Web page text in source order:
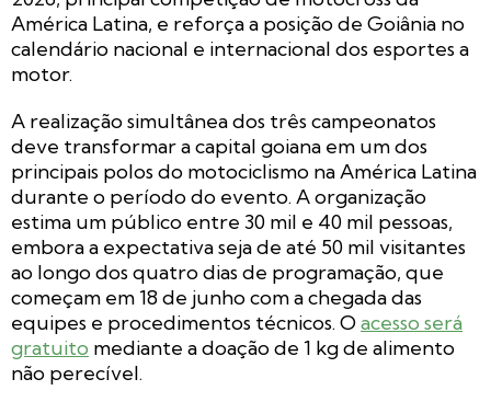
América Latina, e reforça a posição de Goiânia no
calendário nacional e internacional dos esportes a
motor.
A realização simultânea dos três campeonatos
deve transformar a capital goiana em um dos
principais polos do motociclismo na América Latina
durante o período do evento. A organização
estima um público entre 30 mil e 40 mil pessoas,
embora a expectativa seja de até 50 mil visitantes
ao longo dos quatro dias de programação, que
começam em 18 de junho com a chegada das
equipes e procedimentos técnicos. Oacesso será
gratuito mediante a doação de 1 kg de alimento
não perecível.